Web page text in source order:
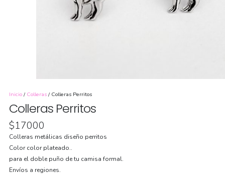
Inicio / Colleras / Colleras Perritos
Colleras Perritos
$17000
Colleras metálicas diseño perritos
Color color plateado..
para el doble puño de tu camisa formal.
Envíos a regiones.